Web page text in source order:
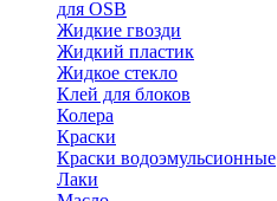
для OSB
Жидкие гвозди
Жидкий пластик
Жидкое стекло
Клей для блоков
Колера
Краски
Краски водоэмульсионные
Лаки